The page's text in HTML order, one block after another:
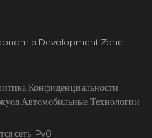
Development Zone,
Конфиденциальности
Автомобильные Технологии
сеть IPv6